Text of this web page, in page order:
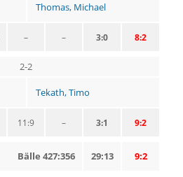
Thomas, Michael
8:2
3:0
–
–
2-2
Tekath, Timo
9:2
3:1
–
11:9
9:2
29:13
Bälle 427:356